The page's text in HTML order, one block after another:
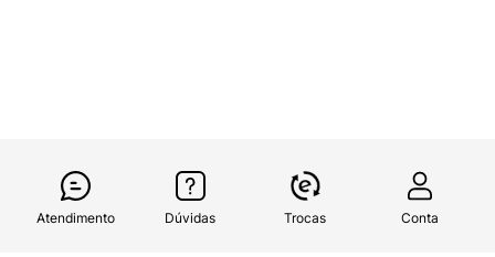
Atendimento Dúvidas Trocas Conta